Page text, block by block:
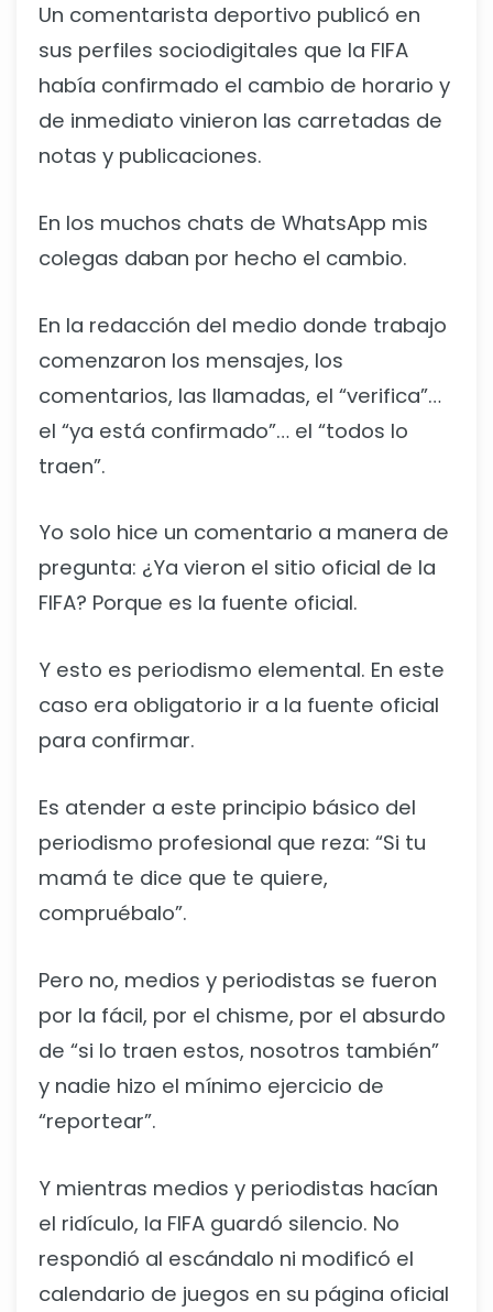
Un comentarista deportivo publicó en
sus perfiles sociodigitales que la FIFA
había confirmado el cambio de horario y
de inmediato vinieron las carretadas de
notas y publicaciones.
En los muchos chats de WhatsApp mis
colegas daban por hecho el cambio.
En la redacción del medio donde trabajo
comenzaron los mensajes, los
comentarios, las llamadas, el “verifica”…
el “ya está confirmado”… el “todos lo
traen”.
Yo solo hice un comentario a manera de
pregunta: ¿Ya vieron el sitio oficial de la
FIFA? Porque es la fuente oficial.
Y esto es periodismo elemental. En este
caso era obligatorio ir a la fuente oficial
para confirmar.
Es atender a este principio básico del
periodismo profesional que reza: “Si tu
mamá te dice que te quiere,
compruébalo”.
Pero no, medios y periodistas se fueron
por la fácil, por el chisme, por el absurdo
de “si lo traen estos, nosotros también”
y nadie hizo el mínimo ejercicio de
“reportear”.
Y mientras medios y periodistas hacían
el ridículo, la FIFA guardó silencio. No
respondió al escándalo ni modificó el
calendario de juegos en su página oficial